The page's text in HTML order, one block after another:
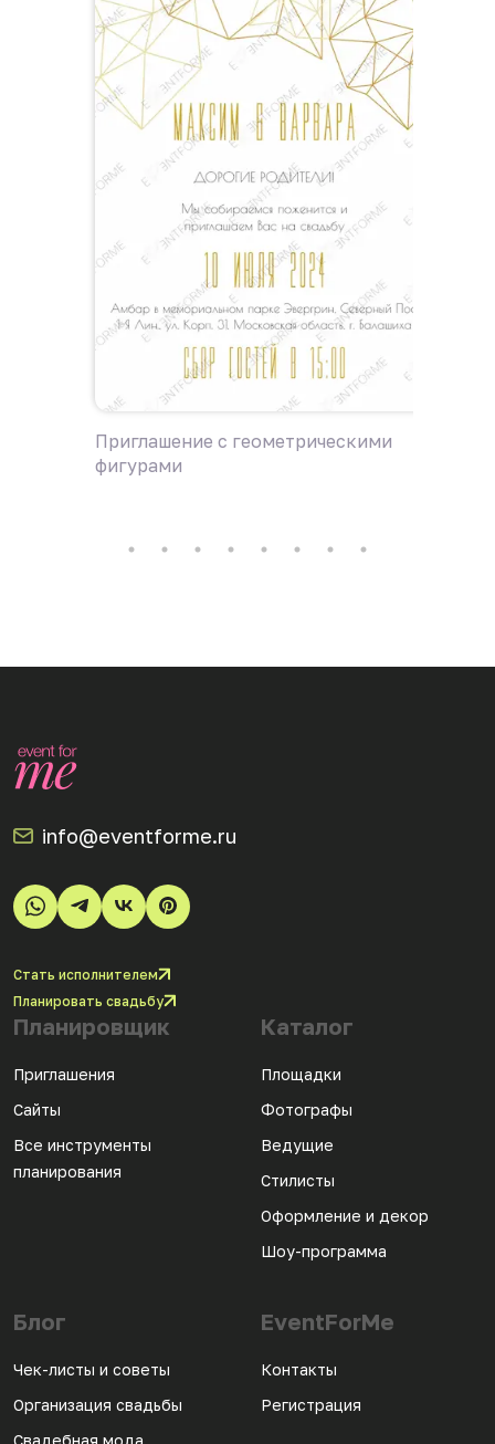
Приглашение с геометрическими
фигурами
info@eventforme.ru
Стать исполнителем
Планировать свадьбу
Планировщик
Приглашения
Сайты
Все инструменты
планирования
Каталог
Площадки
Фотографы
Ведущие
Стилисты
Оформление и декор
Шоу-программа
Блог
Чек-листы и советы
Организация свадьбы
Свадебная мода
EventForMe
Контакты
Регистрация